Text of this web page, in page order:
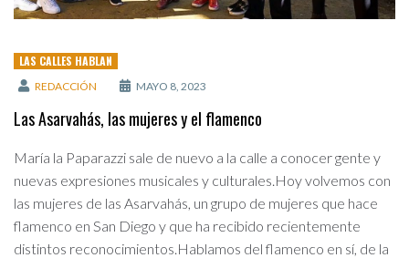
LAS CALLES HABLAN
REDACCIÓN MAYO 8, 2023
Las Asarvahás, las mujeres y el flamenco
María la Paparazzi sale de nuevo a la calle a conocer gente y
nuevas expresiones musicales y culturales.Hoy volvemos con
las mujeres de las Asarvahás, un grupo de mujeres que hace
flamenco en San Diego y que ha recibido recientemente
distintos reconocimientos.Hablamos del flamenco en sí, de la